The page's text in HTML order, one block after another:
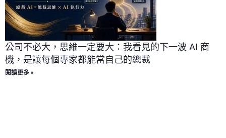
公司不必大，思維一定要大：我看見的下一波 AI 商
機，是讓每個專家都能當自己的總裁
閱讀更多 »